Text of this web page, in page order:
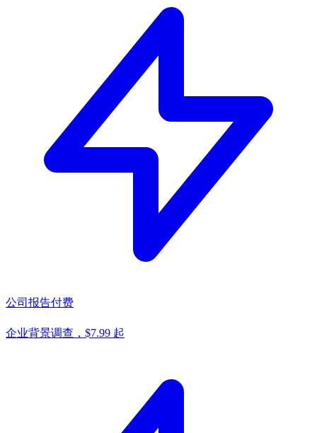
公司报告付费
企业背景调查，$7.99 起